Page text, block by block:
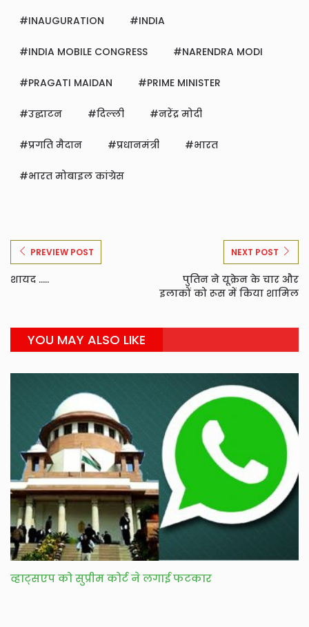
INAUGURATION INDIA
INDIA MOBILE CONGRESS NARENDRA MODI
PRAGATI MAIDAN PRIME MINISTER
उद्घाटन दिल्ली नरेंद्र मोदी
प्रगति मैदान प्रधानमंत्री भारत
भारत मोबाइल कांग्रेस
PREVIEW POST
शायद .....
NEXT POST
पुतिन ने यूक्रेन के चार और
इलाकों को रूस में किया शामिल
YOU MAY ALSO LIKE
व्हाट्सएप को सुप्रीम कोर्ट ने लगाई फटकार